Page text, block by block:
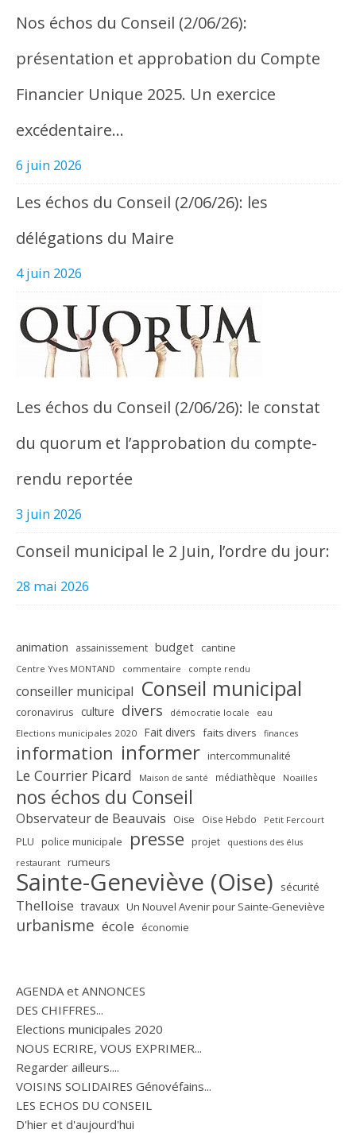
Nos échos du Conseil (2/06/26):
présentation et approbation du Compte
Financier Unique 2025. Un exercice
excédentaire…
6 juin 2026
Les échos du Conseil (2/06/26): les
délégations du Maire
4 juin 2026
Les échos du Conseil (2/06/26): le constat
du quorum et l’approbation du compte-
rendu reportée
3 juin 2026
Conseil municipal le 2 Juin, l’ordre du jour:
28 mai 2026
animation assainissement budget cantine
Centre Yves MONTAND commentaire compte rendu
conseiller municipal Conseil municipal
coronavirus culture divers démocratie locale eau
Elections municipales 2020 Fait divers faits divers finances
information informer intercommunalité
Le Courrier Picard Maison de santé médiathèque Noailles
nos échos du Conseil
Observateur de Beauvais Oise Oise Hebdo Petit Fercourt
PLU police municipale presse projet questions des élus
restaurant rumeurs
Sainte-Geneviève (Oise) sécurité
Thelloise travaux Un Nouvel Avenir pour Sainte-Geneviève
urbanisme école économie
AGENDA et ANNONCES
DES CHIFFRES...
Elections municipales 2020
NOUS ECRIRE, VOUS EXPRIMER...
Regarder ailleurs....
VOISINS SOLIDAIRES Génovéfains...
LES ECHOS DU CONSEIL
D'hier et d'aujourd'hui